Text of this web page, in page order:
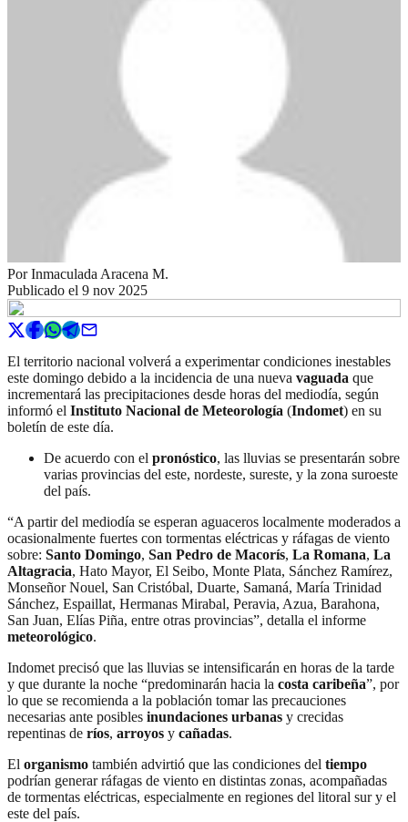
PorInmaculada Aracena M.
Publicado el 9 nov 2025
El territorio nacional volverá a experimentar condiciones inestables
este domingo debido a la incidencia de una nueva vaguada que
incrementará las precipitaciones desde horas del mediodía, según
informó el Instituto Nacional de Meteorología (Indomet) en su
boletín de este día.
De acuerdo con el pronóstico, las lluvias se presentarán sobre
varias provincias del este, nordeste, sureste, y la zona suroeste
del país.
“A partir del mediodía se esperan aguaceros localmente moderados a
ocasionalmente fuertes con tormentas eléctricas y ráfagas de viento
sobre: Santo Domingo, San Pedro de Macorís, La Romana, La
Altagracia, Hato Mayor, El Seibo, Monte Plata, Sánchez Ramírez,
Monseñor Nouel, San Cristóbal, Duarte, Samaná, María Trinidad
Sánchez, Espaillat, Hermanas Mirabal, Peravia, Azua, Barahona,
San Juan, Elías Piña, entre otras provincias”, detalla el informe
meteorológico.
Indomet precisó que las lluvias se intensificarán en horas de la tarde
y que durante la noche “predominarán hacia la costa caribeña”, por
lo que se recomienda a la población tomar las precauciones
necesarias ante posibles inundaciones urbanas y crecidas
repentinas de ríos, arroyos y cañadas.
El organismo también advirtió que las condiciones del tiempo
podrían generar ráfagas de viento en distintas zonas, acompañadas
de tormentas eléctricas, especialmente en regiones del litoral sur y el
este del país.